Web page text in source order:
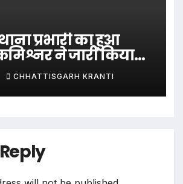
प्रभारी का हुआ
ने जारी किया
CHHATTISGARH KRANTI